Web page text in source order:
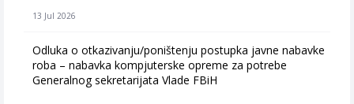
13 Jul 2026
Odluka o otkazivanju/poništenju postupka javne nabavke
roba – nabavka kompjuterske opreme za potrebe
Generalnog sekretarijata Vlade FBiH